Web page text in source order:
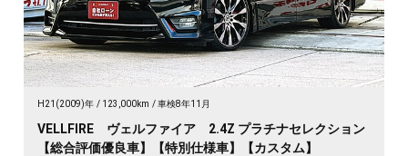
H21(2009)年 123,000km 車検8年11月
VELLFIRE ヴェルファイア 2.4Z プラチナセレクション
【総合評価優良車】【特別仕様車】【カスタム】